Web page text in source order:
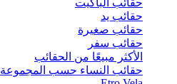
حقائب الباكيت
حقائب يد
حقائب صغيرة
حقائب سفر
الأكثر مبيعًا من الحقائب
حقائب النساء حسب المجموعة